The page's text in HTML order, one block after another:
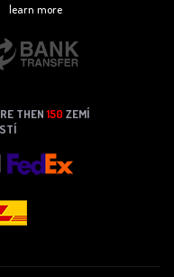
learn more
THEN150 ZEMÍ